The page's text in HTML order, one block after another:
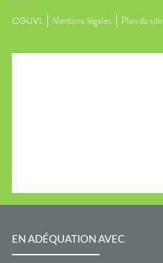
CGUVL Mentions légales Plan du site
EN ADÉQUATION AVEC